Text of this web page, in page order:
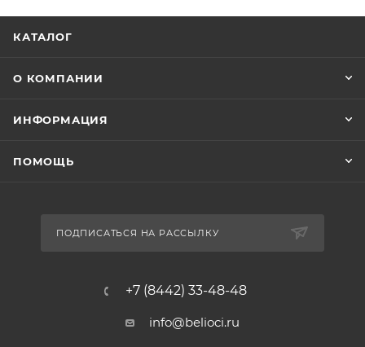
КАТАЛОГ
О КОМПАНИИ
ИНФОРМАЦИЯ
ПОМОЩЬ
ПОДПИСАТЬСЯ НА РАССЫЛКУ
+7 (8442) 33-48-48
info@belioci.ru